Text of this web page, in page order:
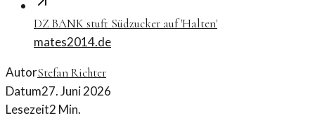
DZ BANK stuft Südzucker auf 'Halten'
mates2014.de
AutorStefan Richter
Datum27. Juni 2026
Lesezeit2 Min.